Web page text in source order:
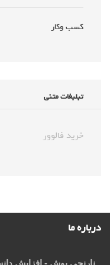
کسب وکار
تبلبغات متنی
خرید فالوور
درباره ما
نارنجی پوش - افزایش